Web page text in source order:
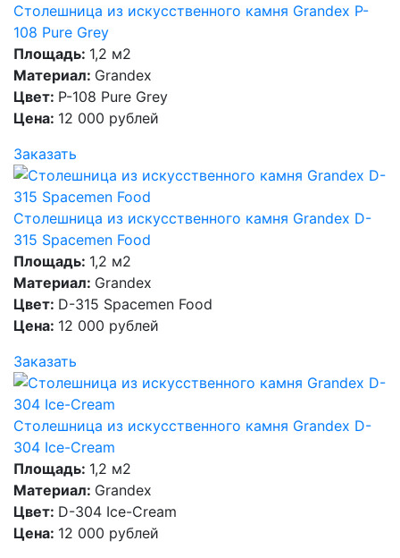
Столешница из искусственного камня Grandex P-
108 Pure Grey
Площадь: 1,2 м2
Материал: Grandex
Цвет: P-108 Pure Grey
Цена: 12 000 рублей
Заказать
Столешница из искусственного камня Grandex D-
315 Spacemen Food
Площадь: 1,2 м2
Материал: Grandex
Цвет: D-315 Spacemen Food
Цена: 12 000 рублей
Заказать
Столешница из искусственного камня Grandex D-
304 Ice-Cream
Площадь: 1,2 м2
Материал: Grandex
Цвет: D-304 Ice-Cream
Цена: 12 000 рублей